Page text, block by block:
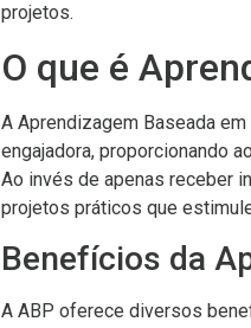
projetos.
O que é
A Aprendizagem Baseada
engajadora, proporcionando
Ao invés de apenas receber
projetos práticos que
Benefícios da
A ABP oferece diversos